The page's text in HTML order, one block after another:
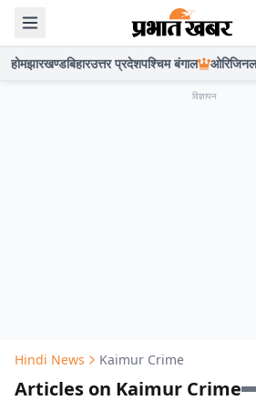
होमझारखण्डबिहारउत्तर प्रदेशपश्चिम बंगाल ओरिजिनल
विज्ञापन
Hindi News Kaimur Crime
Articles on Kaimur Crime